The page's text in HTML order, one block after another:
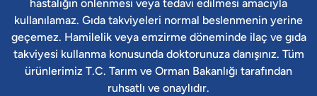
hastalığın önlenmesi veya tedavi edilmesi amacıyla
kullanılamaz. Gıda takviyeleri normal beslenmenin yerine
geçemez. Hamilelik veya emzirme döneminde ilaç ve gıda
takviyesi kullanma konusunda doktorunuza danışınız. Tüm
ürünlerimiz T.C. Tarım ve Orman Bakanlığı tarafından
ruhsatlı ve onaylıdır.